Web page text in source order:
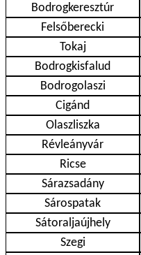
Bodrogkeresztúr
Felsőberecki
Tokaj
Bodrogkisfalud
Bodrogolaszi
Cigánd
Olaszliszka
Révleányvár
Ricse
Sárazsadány
Sárospatak
Sátoraljaújhely
Szegi